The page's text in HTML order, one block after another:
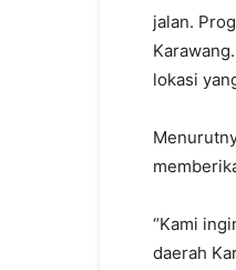
jalan.
lokasi
“Kami
daerah